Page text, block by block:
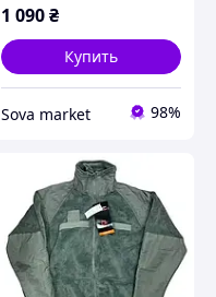
1 090₴
Купить
Sova market 98%